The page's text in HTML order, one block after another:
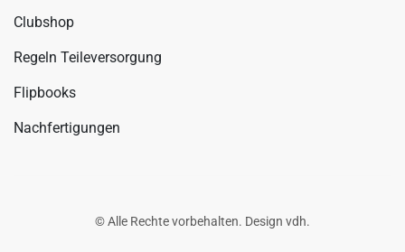
Clubshop
Regeln Teileversorgung
Flipbooks
Nachfertigungen
© Alle Rechte vorbehalten. Design vdh.